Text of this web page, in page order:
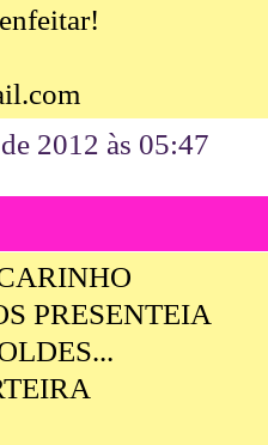
2012 às 05:47
PRESENTEIA